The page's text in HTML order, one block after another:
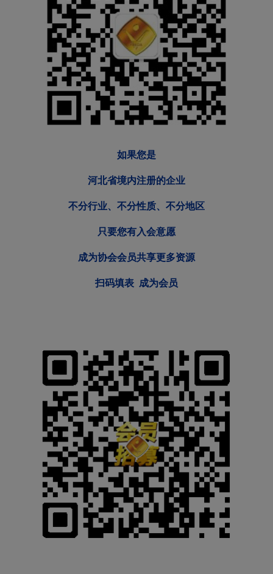
如果您是
河北省境内注册的企业
不分行业、不分性质、不分地区
只要您有入会意愿
成为协会会员共享更多资源
扫码填表 成为会员